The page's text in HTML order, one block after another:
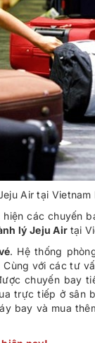
Air tại Vietnam
các chuyến
lý Jeju Air tại
. Hệ thống
với các tư
chuyến bay
trực tiếp ở sân
bay và mua